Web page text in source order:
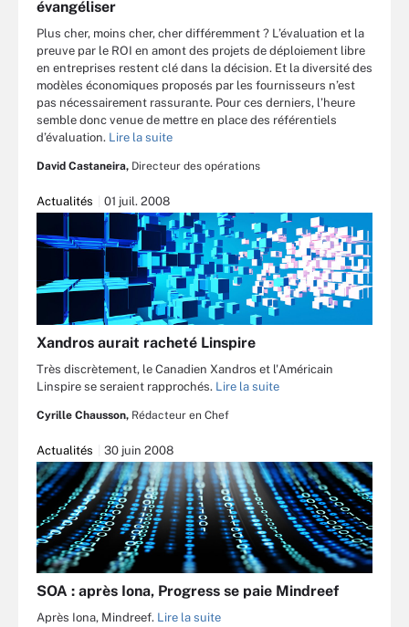
évangéliser
Plus cher, moins cher, cher différemment ? L’évaluation et la
preuve par le ROI en amont des projets de déploiement libre
en entreprises restent clé dans la décision. Et la diversité des
modèles économiques proposés par les fournisseurs n’est
pas nécessairement rassurante. Pour ces derniers, l’heure
semble donc venue de mettre en place des référentiels
d’évaluation. Lire la suite
David Castaneira, Directeur des opérations
Actualités 01 juil. 2008
Xandros aurait racheté Linspire
Très discrètement, le Canadien Xandros et l'Américain
Linspire se seraient rapprochés. Lire la suite
Cyrille Chausson, Rédacteur en Chef
Actualités 30 juin 2008
SOA : après Iona, Progress se paie Mindreef
Après Iona, Mindreef. Lire la suite